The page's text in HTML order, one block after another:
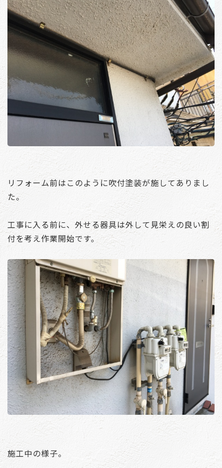
リフォーム前はこのように吹付塗装が施してありまし
た。
工事に入る前に、外せる器具は外して見栄えの良い割
付を考え作業開始です。
施工中の様子。